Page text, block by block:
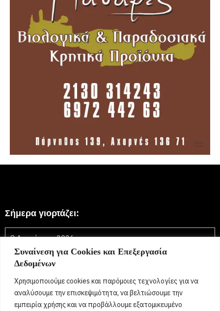
Συναίνεση για Cookies και Επεξεργασία
Δεδομένων
Χρησιμοποιούμε cookies και παρόμοιες τεχνολογίες για να
αναλύσουμε την επισκεψιμότητα, να βελτιώσουμε την
εμπειρία χρήσης και να προβάλλουμε εξατομικευμένο
Σήμερα γιορτάζει:
8 Αυγούστου 2026
Τριανταφυλλιά, Φύλλη, Φύλλια, Φυλλιώ, Φυλλίτσα,
Τριανταφυλλένια, Τριανταφυλλίνη, Ρόζα,
Τριαντάφυλλος, Τριανταφύλλης, Φύλλης, Φύλλιος,
Τριανταφυλλένιος, Τριανταφυλλίνος, Ντάφυ, Ντάφι